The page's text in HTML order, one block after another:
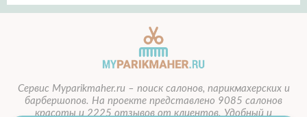
Сервис Myparikmaher.ru – поиск салонов, парикмахерских и
барбершопов. На проекте представлено 9085 салонов
красоты и 2225 отзывов от клиентов. Удобный и